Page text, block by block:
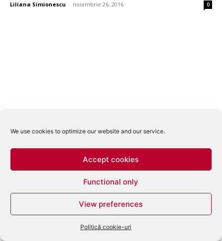
We use cookies to optimize our website and our service.
Accept cookies
Functional only
View preferences
Politică cookie-uri
Liliana Simionescu - noiembrie 26, 2016 0